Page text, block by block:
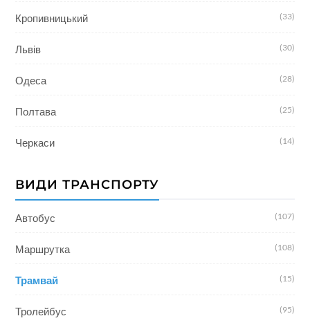
Кропивницький (33)
Львів (30)
Одеса (28)
Полтава (25)
Черкаси (14)
ВИДИ ТРАНСПОРТУ
Автобус (107)
Маршрутка (108)
Трамвай (15)
Тролейбус (95)